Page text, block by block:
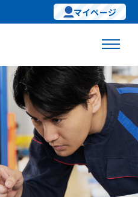
マイページ